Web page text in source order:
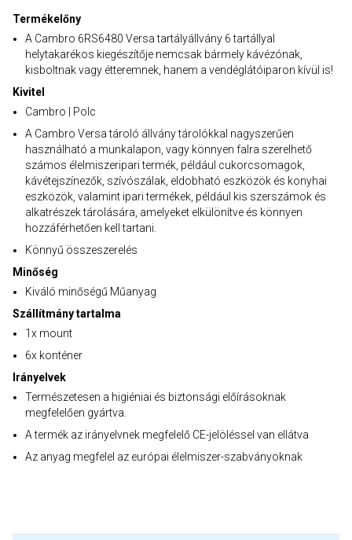
Termékelőny
A Cambro 6RS6480 Versa tartályállvány 6 tartállyal
helytakarékos kiegészítője nemcsak bármely kávézónak,
kisboltnak vagy étteremnek, hanem a vendéglátóiparon kívül is!
Kivitel
Cambro | Polc
A Cambro Versa tároló állvány tárolókkal nagyszerűen
használható a munkalapon, vagy könnyen falra szerelhető
számos élelmiszeripari termék, például cukorcsomagok,
kávétejszínezők, szívószálak, eldobható eszközök és konyhai
eszközök, valamint ipari termékek, például kis szerszámok és
alkatrészek tárolására, amelyeket elkülönítve és könnyen
hozzáférhetően kell tartani.
Könnyű összeszerelés
Minőség
Kiváló minőségű Műanyag
Szállítmány tartalma
1x mount
6x konténer
Irányelvek
Természetesen a higiéniai és biztonsági előírásoknak
megfelelően gyártva.
A termék az irányelvnek megfelelő CE-jelöléssel van ellátva
Az anyag megfelel az európai élelmiszer-szabványoknak